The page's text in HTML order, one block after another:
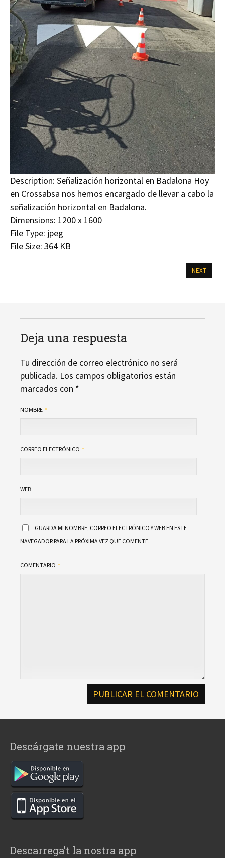
Description: Señalización horizontal en Badalona Hoy
en Crossabsa nos hemos encargado de llevar a cabo la
señalización horizontal en Badalona.
Dimensions: 1200 x 1600
File Type: jpeg
File Size: 364 KB
NEXT
Deja una respuesta
Tu dirección de correo electrónico no será
publicada. Los campos obligatorios están
marcados con *
NOMBRE
CORREO ELECTRÓNICO
WEB
GUARDA MI NOMBRE, CORREO ELECTRÓNICO Y WEB EN ESTE
NAVEGADOR PARA LA PRÓXIMA VEZ QUE COMENTE.
COMENTARIO
Descárgate nuestra app
Descarrega’t la nostra app